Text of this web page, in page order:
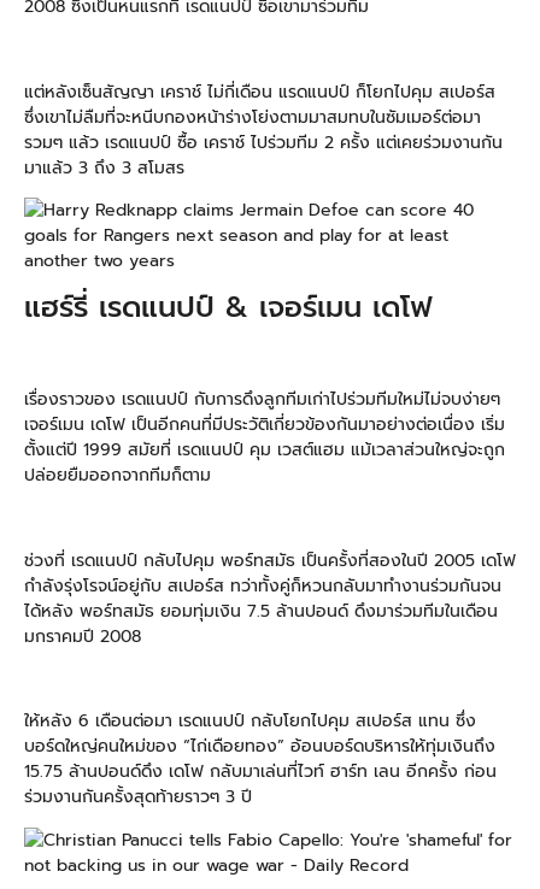
2008 ซึ่งเป็นหนแรกที่ เรดแนปป์ ซื้อเขามาร่วมทีม
แต่หลังเซ็นสัญญา เคราช์ ไม่กี่เดือน แรดแนปป์ ก็โยกไปคุม สเปอร์ส
ซึ่งเขาไม่ลืมที่จะหนีบกองหน้าร่างโย่งตามมาสมทบในซัมเมอร์ต่อมา
รวมๆ แล้ว เรดแนปป์ ซื้อ เคราช์ ไปร่วมทีม 2 ครั้ง แต่เคยร่วมงานกัน
มาแล้ว 3 ถึง 3 สโมสร
แฮร์รี่ เรดแนปป์ & เจอร์เมน เดโฟ
เรื่องราวของ เรดแนปป์ กับการดึงลูกทีมเก่าไปร่วมทีมใหม่ไม่จบง่ายๆ
เจอร์เมน เดโฟ เป็นอีกคนที่มีประวัติเกี่ยวข้องกันมาอย่างต่อเนื่อง เริ่ม
ตั้งแต่ปี 1999 สมัยที่ เรดแนปป์ คุม เวสต์แฮม แม้เวลาส่วนใหญ่จะถูก
ปล่อยยืมออกจากทีมก็ตาม
ช่วงที่ เรดแนปป์ กลับไปคุม พอร์ทสมัธ เป็นครั้งที่สองในปี 2005 เดโฟ
กำลังรุ่งโรจน์อยู่กับ สเปอร์ส ทว่าทั้งคู่ก็หวนกลับมาทำงานร่วมกันจน
ได้หลัง พอร์ทสมัธ ยอมทุ่มเงิน 7.5 ล้านปอนด์ ดึงมาร่วมทีมในเดือน
มกราคมปี 2008
ให้หลัง 6 เดือนต่อมา เรดแนปป์ กลับโยกไปคุม สเปอร์ส แทน ซึ่ง
บอร์ดใหญ่คนใหม่ของ “ไก่เดือยทอง” อ้อนบอร์ดบริหารให้ทุ่มเงินถึง
15.75 ล้านปอนด์ดึง เดโฟ กลับมาเล่นที่ไวท์ ฮาร์ท เลน อีกครั้ง ก่อน
ร่วมงานกันครั้งสุดท้ายราวๆ 3 ปี